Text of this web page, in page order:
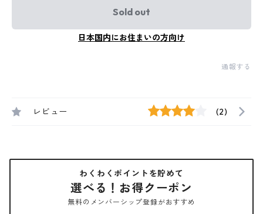
Sold out
日本国内にお住まいの方向け
通報する
レビュー (2)
わくわくポイントを貯めて
選べる！お得クーポン
無料のメンバーシップ登録がおすすめ